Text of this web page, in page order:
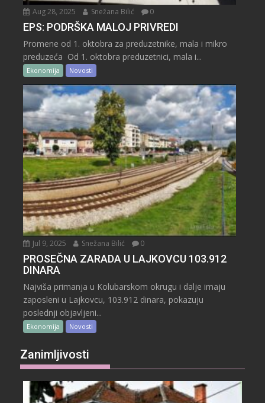
Aug 28, 2025 Snežana Bilić 0
EPS: PODRŠKA MALOJ PRIVREDI
Promene od 1. oktobra za preduzetnike, mala i mikro
preduzeća Od 1. oktobra preduzetnici, mala i...
Ekonomija Novosti
Jul 9, 2025 Snežana Bilić 0
PROSEČNA ZARADA U LAJKOVCU 103.912
DINARA
Najviša primanja u Kolubarskom okrugu i dalje imaju
zaposleni u Lajkovcu, 103.912 dinara, pokazuju
poslednji objavljeni...
Ekonomija Novosti
Zanimljivosti